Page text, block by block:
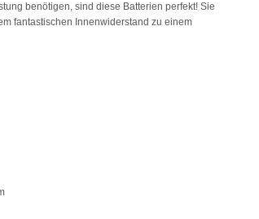
benötigen, sind diese Batterien perfekt! Sie
fantastischen Innenwiderstand zu einem